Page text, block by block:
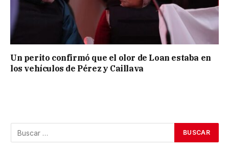
Un perito confirmó que el olor de Loan estaba en
los vehículos de Pérez y Caillava